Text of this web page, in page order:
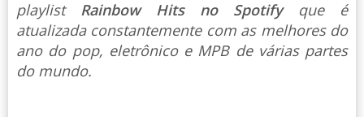
playlist Rainbow Hits no Spotify que é
atualizada constantemente com as melhores do
ano do pop, eletrônico e MPB de várias partes
do mundo.